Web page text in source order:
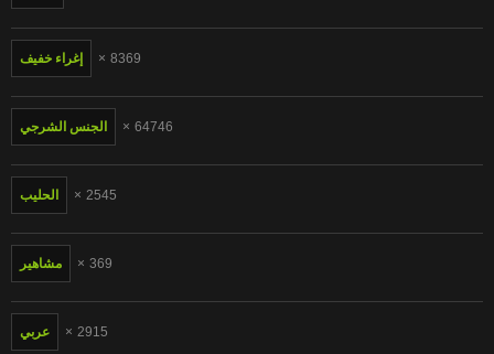
إغراء خفيف 8369
الجنس الشرجي 64746
الحليب 2545
مشاهير 369
عربي 2915